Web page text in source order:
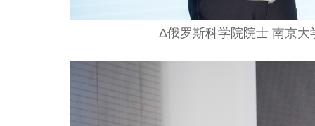
Δ俄罗斯科学院院士 南京大